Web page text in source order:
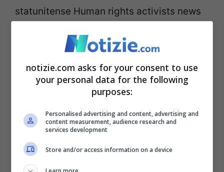
statunitense Human rights activists news
disordini degli ultimi anni,ha fornito
l’ultimo bilancio delle vittime. Secondo
l’agenzia 512 delle vittime erano
sicurezza. Più di 10.700 persone sono
state arrestate durante le due settimane di
proteste.
notizie.com asks for your consent to use
your personal data for the following
purposes:
Personalised advertising and content, advertising and
content measurement, audience research and
services development
Store and/or access information on a device